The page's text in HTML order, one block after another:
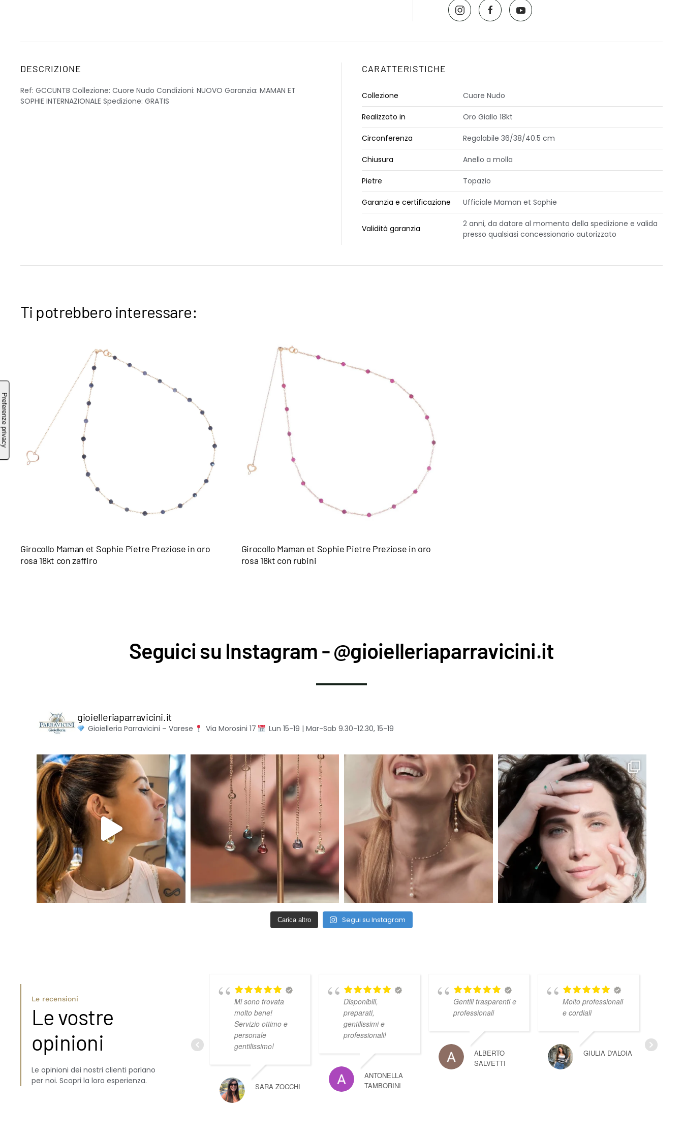
DESCRIZIONE
Ref: GCCUNTB Collezione: Cuore Nudo Condizioni: NUOVO Garanzia: MAMAN ET
SOPHIE INTERNAZIONALE Spedizione: GRATIS
CARATTERISTICHE
Collezione Cuore Nudo
Realizzato in Oro Giallo 18kt
Circonferenza Regolabile 36/38/40.5 cm
Chiusura Anello a molla
Pietre Topazio
Garanzia e certificazione Ufficiale Maman et Sophie
Validità garanzia
2 anni, da datare al momento della spedizione e valida
presso qualsiasi concessionario autorizzato
Ti potrebbero interessare:
Girocollo Maman et Sophie Pietre Preziose in oro
rosa 18kt con zaffiro
Girocollo Maman et Sophie Pietre Preziose in oro
rosa 18kt con rubini
Seguici su Instagram - @gioielleriaparravicini.it
gioielleriaparravicini.it
Gioielleria Parravicini – Varese Via Morosini 17 Lun 15-19 | Mar-Sab 9.30-12.30, 15-19
Carica altro Segui su Instagram
Le recensioni
Le vostre
opinioni
Le opinioni dei nostri clienti parlano
per noi. Scopri la loro esperienza.
Mi sono trovata
molto bene!
Servizio ottimo e
personale
gentilissimo!
SARA ZOCCHI
Disponibili,
preparati,
gentilissimi e
professionali!
ANTONELLA
TAMBORINI
Gentili trasparenti e
professionali
ALBERTO
SALVETTI
Molto professionali
e cordiali
GIULIA D'ALOIA